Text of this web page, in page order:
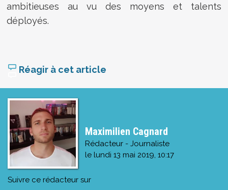
ambitieuses au vu des moyens et talents
déployés.
Réagir à cet article
Maximilien Cagnard
Rédacteur - Journaliste
le lundi 13 mai 2019, 10:17
Suivre ce rédacteur sur